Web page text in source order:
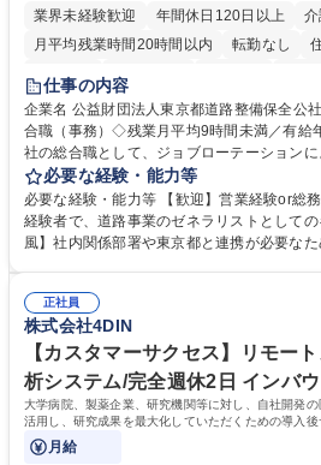
業界未経験歓迎
年間休日120日以上
介
月平均残業時間20時間以内
転勤なし
研修あり
退職金あり
駅近5分以内
資格取得手当あり 食事補
仕事の内容
企業名 公益財団法人東京都道路整備保全公社 求人名 【都庁グループ】
合職（事務）◇残業月平均9時間未満／有給年平均16日
社の総合職として、ジョブローテーション
等のフロント部門の部署等幅広い部署での業
制度やキャリア支援が充実しております！ ※下記業務
管理部門：広報、人事、経理など当公社の
門：駐車場の新規開拓、管理運営、新宿駅
道路施設や道路工事現場の見学ツアー事業
へ配属。※業務内容変更の範囲：会社の定める業務 募集職種 【
ープ】総合職（事務）◇残業月平均9時間未
必要な経験・能力等
必要な経験・能力等 【歓迎】営業経験or総
経験者で、道路事業のゼネラリストとして
風】社内関係部署や東京都と連携が必要な
部門など多岐に渡る業務を経験できます。 ■
事業の他、新宿駅西口広場内に設置された照
イン」の管理運営を行うなど、事業収益を
います。 学歴・資格 学歴：大学院 大学 高専 短大 専修学校 高校 語学力：
資格：
正社員
株式会社4DIN
【カスタマーサクセス】リモー
析システム/完全週休2日 インバ
大学病院、製薬企業、研究機関等に対し、自社開発
活用し、研究成果を最大化していただくための導入後
活用アドバイス業務等をお任せします。
月給